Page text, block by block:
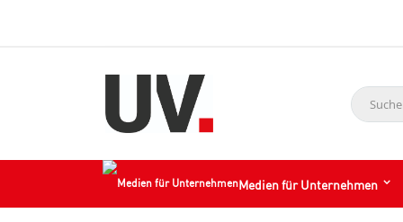
Suche
Medien für Unternehmen